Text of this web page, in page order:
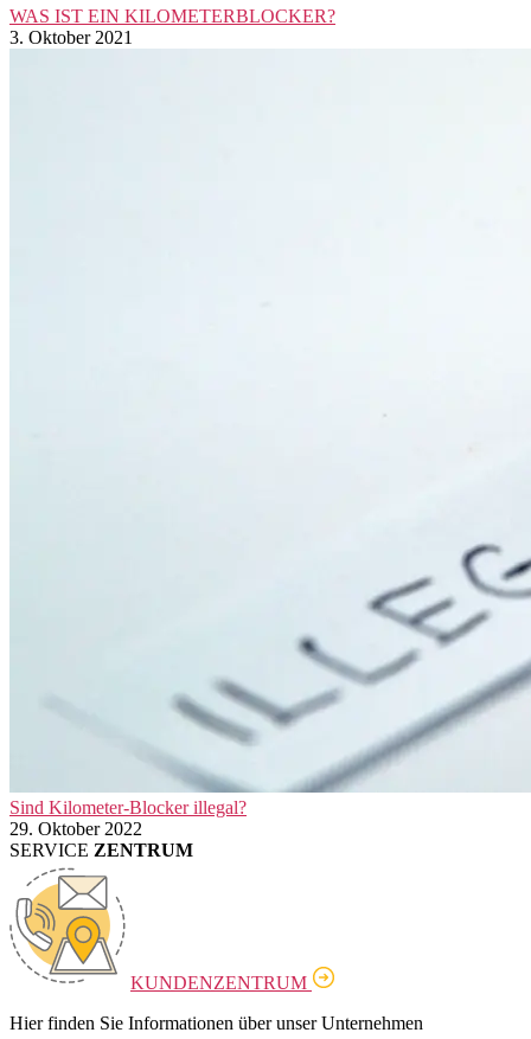
WAS IST EIN KILOMETERBLOCKER?
3. Oktober 2021
Sind Kilometer-Blocker illegal?
29. Oktober 2022
SERVICE ZENTRUM
KUNDENZENTRUM
Hier finden Sie Informationen über unser Unternehmen